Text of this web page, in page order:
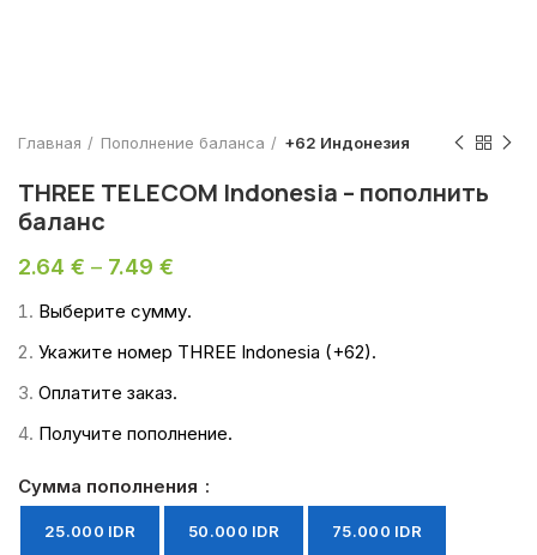
Главная Пополнение баланса +62 Индонезия
THREE TELECOM Indonesia – пополнить
баланс
2.64 € – 7.49 €
Выберите сумму.
Укажите номер THREE Indonesia (+62).
Оплатите заказ.
Получите пополнение.
Сумма пополнения
25.000 IDR 50.000 IDR 75.000 IDR